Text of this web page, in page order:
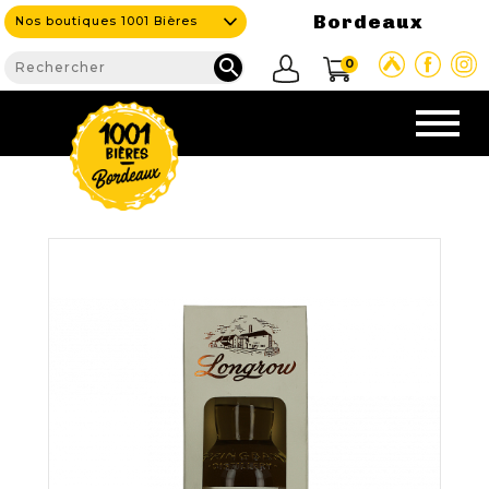
Nos boutiques 1001 Bières Bordeaux
 0

NOS PRODUITS
Nouveautés
Nos Bières